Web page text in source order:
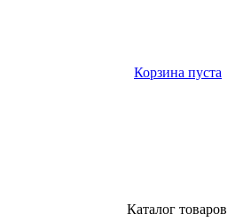
Корзина пуста
Каталог товаров